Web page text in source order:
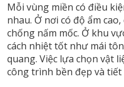
Mỗi vùng miền có điều
nhau. Ở nơi có độ ẩm
chống nấm mốc. Ở khu
cách nhiệt tốt như mái
quang. Việc lựa chọn vật
công trình bền đẹp và tiết